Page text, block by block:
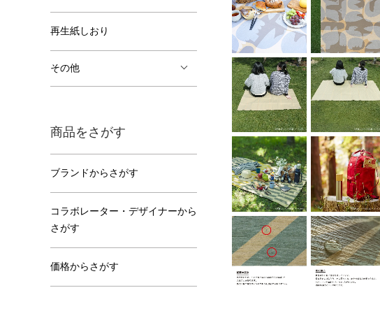
再生紙しおり
その他
商品をさがす
ブランドからさがす
コラボレーター・デザイナーから
さがす
価格からさがす